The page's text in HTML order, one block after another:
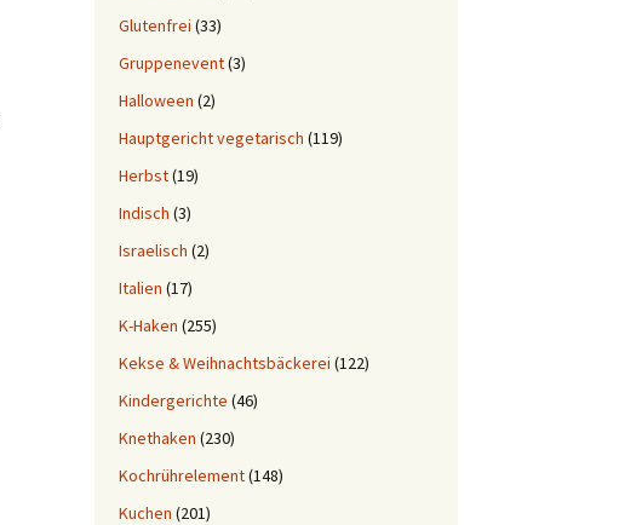
Glutenfrei (33)
Gruppenevent(3)
Halloween (2)
Hauptgericht vegetarisch (119)
Herbst(19)
Indisch (3)
Israelisch (2)
Italien (17)
K-Haken (255)
Kekse & Weihnachtsbäckerei (122)
Kindergerichte (46)
Knethaken (230)
Kochrührelement(148)
Kuchen (201)